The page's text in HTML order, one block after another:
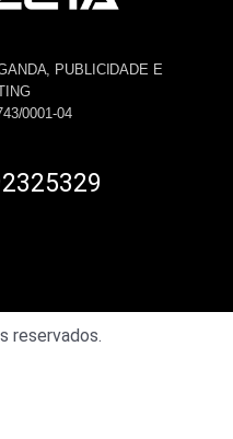
PUBLICIDADE E
0001-04
reservados.